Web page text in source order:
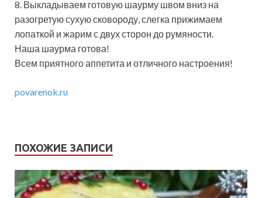
8. Выкладываем готовую шаурму швом вниз на
разогретую сухую сковороду, слегка прижимаем
лопаткой и жарим с двух сторон до румяности.
Наша шаурма готова!
Всем приятного аппетита и отличного настроения!
povarenok.ru
ПОХОЖИЕ ЗАПИСИ